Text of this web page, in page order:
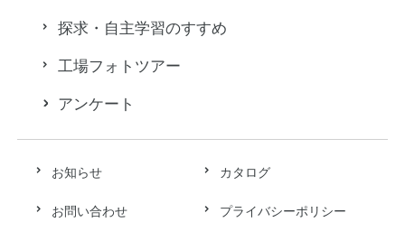
お知らせ カタログ
お問い合わせ プライバシーポリシー
探求・自主学習のすすめ
工場フォトツアー
アンケート